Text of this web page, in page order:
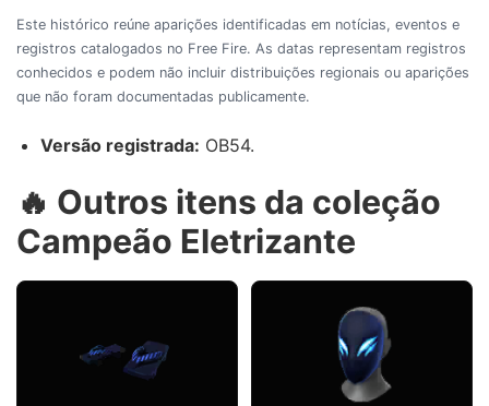
Este histórico reúne aparições identificadas em notícias, eventos e
registros catalogados no Free Fire. As datas representam registros
conhecidos e podem não incluir distribuições regionais ou aparições
que não foram documentadas publicamente.
Versão registrada: OB54.
🔥 Outros itens da coleção
Campeão Eletrizante